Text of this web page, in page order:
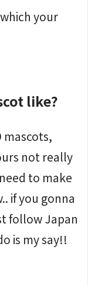
your
like?
not really
to make
if you gonna
follow Japan
is my say!!